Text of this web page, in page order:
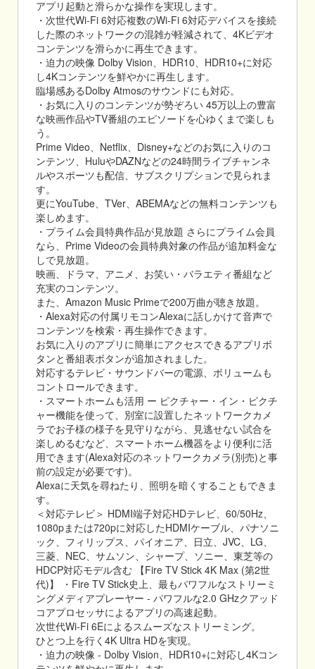
アプリ起動と滑らかな操作を実現します。
・次世代Wi-Fi 6対応複数のWi-Fi 6対応デバイスを接続
した際のネットワークの混雑が軽減されて、4Kビデオ
コンテンツを滑らかに再生できます。
・迫力の映像 Dolby Vision、HDR10、HDR10+に対応
し4Kコンテンツを鮮やかに再生します。
臨場感あるDolby Atmosのサウンドにも対応。
・お気に入りのコンテンツが勢ぞろい 45万以上の豊富
な映画作品やTV番組のエピソードを心ゆくまで楽しも
う。
Prime Video、Netflix、Disney+などのお気に入りのコ
ンテンツ、HuluやDAZNなどの24時間ライブチャンネ
ルやスポーツも配信、サブスクリプションで見られま
す。
更にYouTube、TVer、ABEMAなどの無料コンテンツも
楽しめます。
・プライム会員特典作品が見放題 さらにプライム会員
なら、Prime Videoの会員特典対象の作品が追加料金な
しで見放題。
映画、ドラマ、アニメ、お笑い・バラエティ番組など
充実のコンテンツ。
また、Amazon Music Primeで200万曲が聴き放題。
・Alexa対応の付属リモコンAlexaに話しかけて音声で
コンテンツを検索・再生操作できます。
お気に入りのアプリに簡単にアクセスできるアプリボ
タンと番組表ボタンが追加されました。
対応するテレビ・サウンドバーの電源、ボリュームも
コントロールできます。
・スマートホームも活用 ー ピクチャー・イン・ピクチ
ャー機能を使って、別室に設置したネットワークカメ
ラでお子様の様子を見守りながら、見逃せない試合を
楽しめるむなど、スマートホーム機器をより便利に活
用できます(Alexa対応のネットワークカメラ(別売)と事
前の設定が必要です)。
Alexaに天気を尋ねたり、照明を暗くすることもできま
す。
＜対応テレビ＞ HDMI端子対応HDテレビ、60/50Hz、
1080pまたは720pに対応したHDMIケーブル、パナソニ
ック、フィリップス、パイオニア、日立、JVC、LG、
三菱、NEC、サムソン、シャープ、ソニー、東芝等の
HDCP対応モデル含む 【Fire TV Stick 4K Max (第2世
代)】 ・Fire TV Stick史上、最もパワフルなストリーミ
ングメディアプレーヤー - パワフルな2.0 GHzクアッド
コアプロセッサによるアプリの高速起動。
次世代Wi-Fi 6Eによるスムーズなストリーミング。
ひとつ上を行く4K Ultra HDを実現。
・迫力の映像 - Dolby Vision、HDR10+に対応し4Kコン